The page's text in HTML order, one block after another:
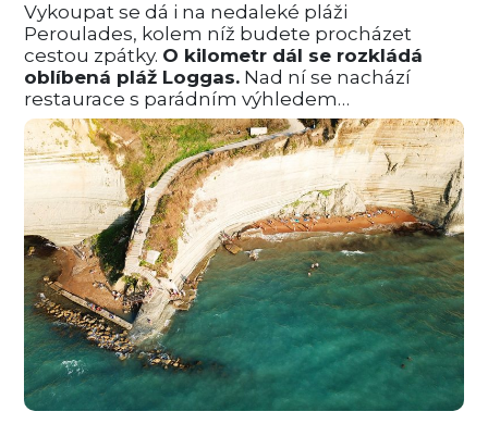
Vykoupat se dá i na nedaleké pláži
Peroulades, kolem níž budete procházet
cestou zpátky. O kilometr dál se rozkládá
oblíbená pláž Loggas. Nad ní se nachází
restaurace s parádním výhledem…